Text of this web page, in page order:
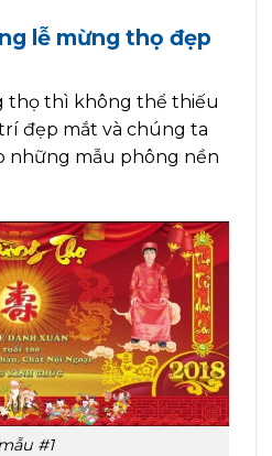
lễ mừng thọ đẹp
thọ thì không thể thiếu
đẹp mắt và chúng ta
những mẫu phông nền
#1